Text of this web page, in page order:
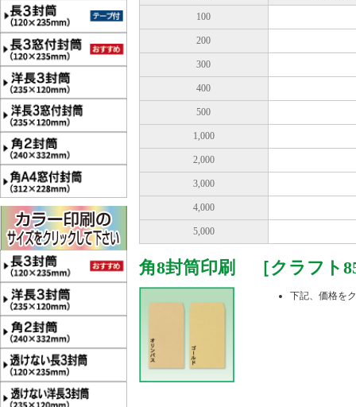
100
200
300
400
500
1,000
2,000
3,000
4,000
5,000
角8封筒印刷 ［クラフト
下記、価格を